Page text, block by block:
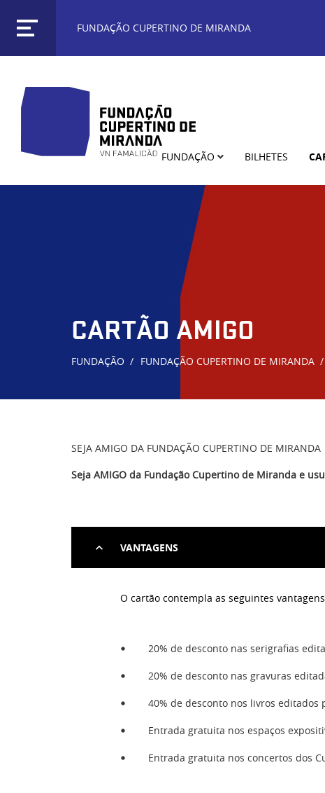
FUNDAÇÃO CUPERTINO DE MIRANDA
FUNDAÇÃO BILHETES
CARTÃO AMIGO
FUNDAÇÃO FUNDAÇÃO CUPERTINO DE MIRANDA
SEJA AMIGO DA FUNDAÇÃO CUPERTINO DE MIRANDA
Seja AMIGO da Fundação Cupertino de Miranda e
VANTAGENS
O cartão contempla as seguintes
20% de desconto nas serigrafias
20% de desconto nas gravuras
40% de desconto nos livros editados
Entrada gratuita nos espaços
Entrada gratuita nos concertos dos